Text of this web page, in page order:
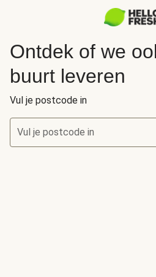
Ontdek of we
buurt leveren
Vul je postcode in
Vul je postcode in